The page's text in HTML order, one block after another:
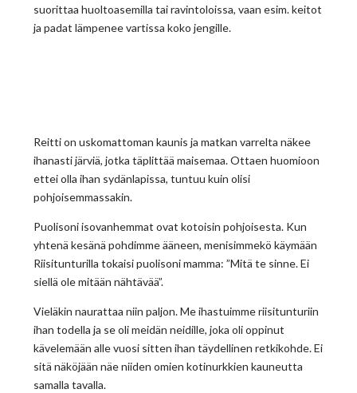
suorittaa huoltoasemilla tai ravintoloissa, vaan esim. keitot
ja padat lämpenee vartissa koko jengille.
Reitti on uskomattoman kaunis ja matkan varrelta näkee
ihanasti järviä, jotka täplittää maisemaa. Ottaen huomioon
ettei olla ihan sydänlapissa, tuntuu kuin olisi
pohjoisemmassakin.
Puolisoni isovanhemmat ovat kotoisin pohjoisesta. Kun
yhtenä kesänä pohdimme ääneen, menisimmekö käymään
Riisitunturilla tokaisi puolisoni mamma: ”Mitä te sinne. Ei
siellä ole mitään nähtävää”.
Vieläkin naurattaa niin paljon. Me ihastuimme riisitunturiin
ihan todella ja se oli meidän neidille, joka oli oppinut
kävelemään alle vuosi sitten ihan täydellinen retkikohde. Ei
sitä näköjään näe niiden omien kotinurkkien kauneutta
samalla tavalla.